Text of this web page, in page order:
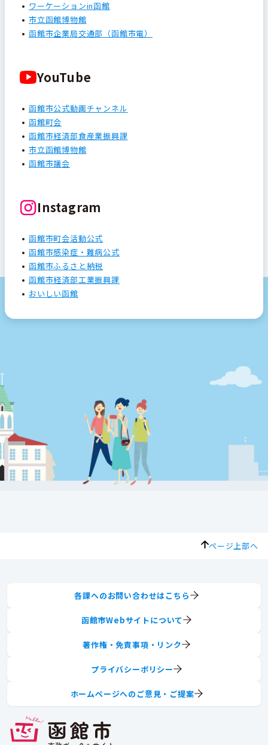
ワーケーションin函館
市立函館博物館
函館市企業局交通部（函館市電）
YouTube
函館市公式動画チャンネル
函館町会
函館市経済部食産業振興課
市立函館博物館
函館市議会
Instagram
函館市町会活動公式
函館市感染症・難病公式
函館市ふるさと納税
函館市経済部工業振興課
おいしい函館
ページ上部へ
各課へのお問い合わせはこちら
函館市Webサイトについて
著作権・免責事項・リンク
プライバシーポリシー
ホームページへのご意見・ご提案